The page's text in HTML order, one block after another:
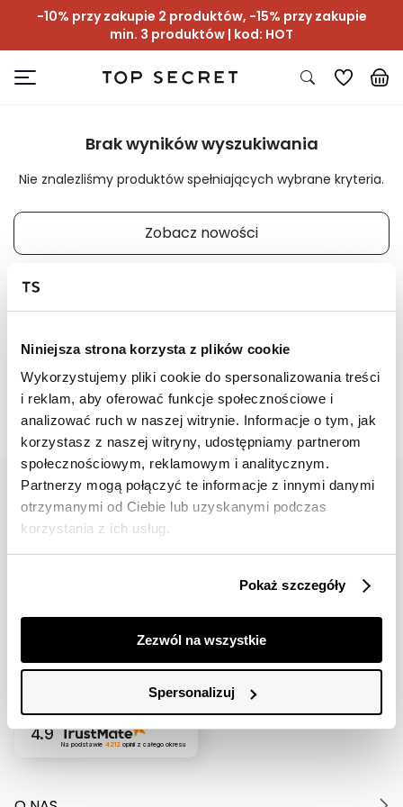
Niniejsza strona korzysta z plików cookie
Wykorzystujemy pliki cookie do spersonalizowania treści
i reklam, aby oferować funkcje społecznościowe i
analizować ruch w naszej witrynie. Informacje o tym, jak
korzystasz z naszej witryny, udostępniamy partnerom
społecznościowym, reklamowym i analitycznym.
Partnerzy mogą połączyć te informacje z innymi danymi
otrzymanymi od Ciebie lub uzyskanymi podczas
korzystania z ich usług.
Pokaż szczegóły
Zezwól na wszystkie
Spersonalizuj
-10% przy zakupie 2 produktów, -15% przy zakupie
min. 3 produktów | kod: HOT
Brak wyników wyszukiwania
Nie znalezliśmy produktów spełniających wybrane kryteria.
Zobacz nowości
📸 OZNACZAJ NAS NA ZDJĘCIACH
#topsecretfashion
Znajdź nas
4.9
Na podstawie 4212opinii z całego okresu